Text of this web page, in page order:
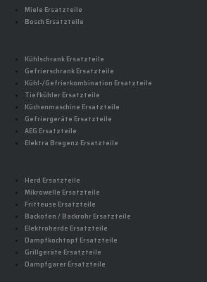
Miele Ersatzteile
Bosch Ersatzteile
Kühlschrank Ersatzteile
Gefrierschrank Ersatzteile
Kühl-/Gefrierkombination Ersatzteile
Tiefkühler Ersatzteile
Küchenmaschine Ersatzteile
Gefriergeräte Ersatzteile
AEG Ersatzteile
Elektra Bregenz Ersatzteile
Herd Ersatzteile
Mikrowelle Ersatzteile
Fritteuse Ersatzteile
Backofen / Backrohr Ersatzteile
Elektroherde Ersatzteile
Dampfkochtopf Ersatzteile
Grillgeräte Ersatzteile
Dampfgarer Ersatzteile